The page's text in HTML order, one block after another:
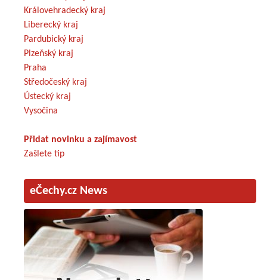
Královehradecký kraj
Liberecký kraj
Pardubický kraj
Plzeňský kraj
Praha
Středočeský kraj
Ústecký kraj
Vysočina
Přidat novinku a zajímavost
Zašlete tip
eČechy.cz News